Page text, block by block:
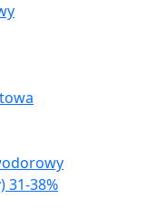
31-38%